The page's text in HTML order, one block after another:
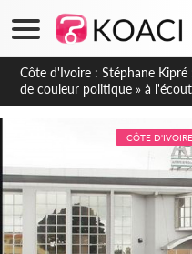
Mali : Les FAMa accueillent
groupes armés
CÔTE D'IVOIRE